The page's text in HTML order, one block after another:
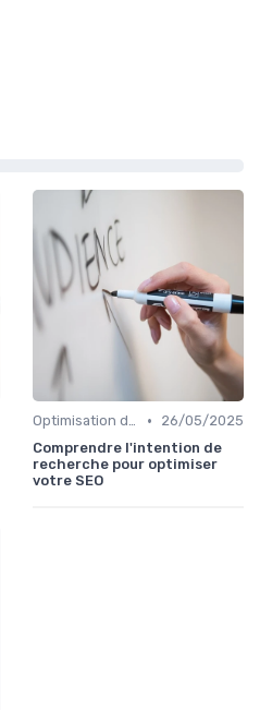
Optimisation de Contenu •
26/05/2025
Comprendre l'intention de
recherche pour optimiser
votre SEO